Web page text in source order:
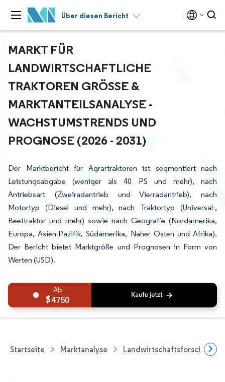
Über diesen Bericht
MARKT FÜR
LANDWIRTSCHAFTLICHE
TRAKTOREN GRÖSSE & M
ARKTANTEILSANALYSE - W
ACHSTUMSTRENDS UND P
ROGNOSE (2026 - 2031)
Der Marktbericht für Agrartraktoren ist segmentiert nach
Leistungsabgabe (weniger als 40 PS und mehr), nach
Antriebsart (Zweiradantrieb und Vierradantrieb), nach
Motortyp (Diesel und mehr), nach Traktortyp (Universal-,
Beettraktor und mehr) sowie nach Geografie (Nordamerika,
Europa, Asien-Pazifik, Südamerika, Naher Osten und Afrika).
Der Bericht bietet Marktgröße und Prognosen in Form von
Werten (USD).
4750
Startseite Marktanalyse Landwirtschaftsforschung